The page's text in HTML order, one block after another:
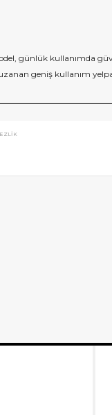
günlük kullanımda
geniş kullanım